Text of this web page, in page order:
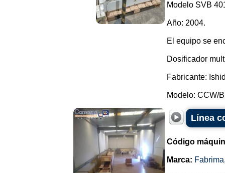
Modelo SVB
Año: 2004.
El equipo se
Dosificador
Fabricante:
Modelo: CCW/
Línea
Código
Marca: Fabrima